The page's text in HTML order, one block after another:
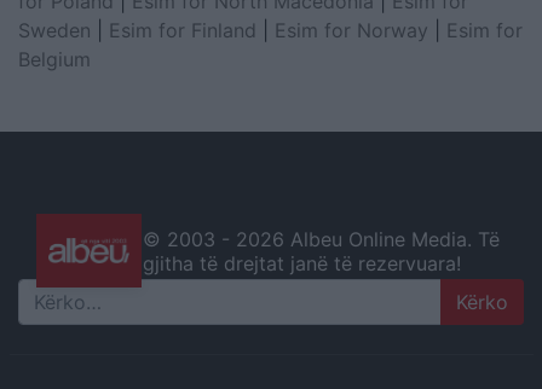
Sweden
Esim for Finland Esim for Norway
Esim for
Belgium
© 2003 - 2026 Albeu Online Media. Të
gjitha të drejtat janë të rezervuara!
Search